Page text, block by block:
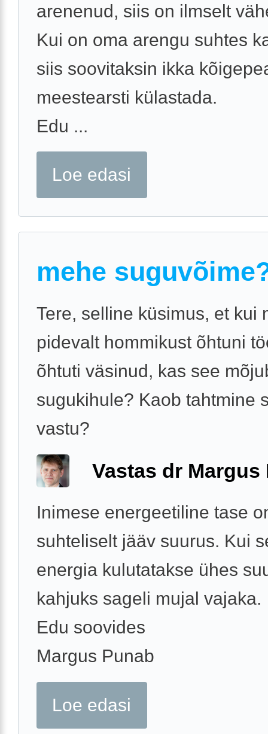
arenenud, siis on ilmselt
Kui on oma arengu suhtes
siis soovitaksin ikka
meestearsti külastada.
Edu ...
Loe edasi
mehe
Tere, selline küsimus, et kui
pidevalt hommikust õhtuni
õhtuti väsinud, kas see
sugukihule? Kaob tahtmine
vastu?
Vastas dr Margus
Inimese energeetiline tase
suhteliselt jääv suurus. Kui
energia kulutatakse ühes
kahjuks sageli mujal vajaka.
Edu soovides
Margus Punab
Loe edasi